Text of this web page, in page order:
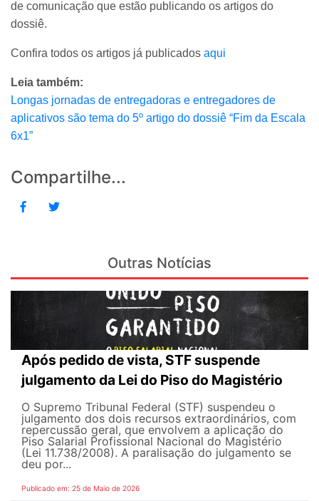
de comunicação que estão publicando os artigos do
dossiê.
Confira todos os artigos já publicados aqui
Leia também:
Longas jornadas de entregadoras e entregadores de
aplicativos são tema do 5º artigo do dossiê “Fim da Escala
6x1”
Compartilhe...
Outras Notícias
Após pedido de vista, STF suspende
julgamento da Lei do Piso do Magistério
O Supremo Tribunal Federal (STF) suspendeu o
julgamento dos dois recursos extraordinários, com
repercussão geral, que envolvem a aplicação do
Piso Salarial Profissional Nacional do Magistério
(Lei 11.738/2008). A paralisação do julgamento se
deu por...
Publicado em: 25 de Maio de 2026